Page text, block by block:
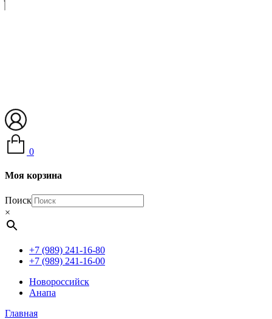
0
Моя корзина
Поиск
×
+7 (989) 241-16-80
+7 (989) 241-16-00
Новороссийск
Анапа
Главная